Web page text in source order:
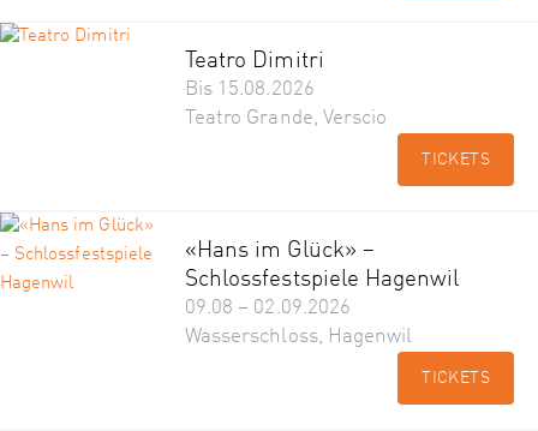
Teatro Dimitri
Bis 15.08.2026
Teatro Grande, Verscio
TICKETS
«Hans im Glück» –
Schlossfestspiele Hagenwil
09.08 – 02.09.2026
Wasserschloss, Hagenwil
TICKETS